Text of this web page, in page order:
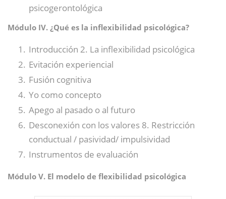
psicogerontológica
Módulo IV. ¿Qué es la inflexibilidad psicológica?
Introducción 2. La inflexibilidad psicológica
Evitación experiencial
Fusión cognitiva
Yo como concepto
Apego al pasado o al futuro
Desconexión con los valores 8. Restricción
conductual / pasividad/ impulsividad
Instrumentos de evaluación
Módulo V. El modelo de flexibilidad psicológica